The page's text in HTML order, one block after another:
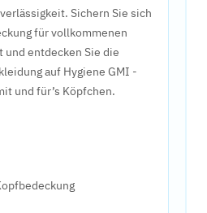
Sichern Sie sich
für vollkommenen
und entdecken Sie die
auf Hygiene GMI -
und für’s Köpfchen.